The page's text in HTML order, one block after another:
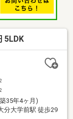
5LDK
2
2
35年4ヶ月)
分大学前駅 徒歩29